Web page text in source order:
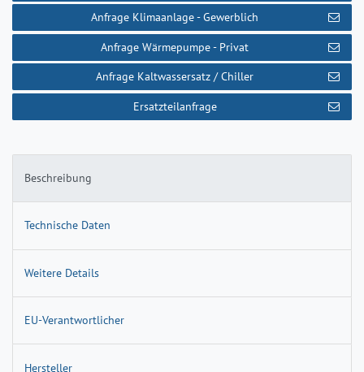
Beschreibung
Technische Daten
Weitere Details
EU-Verantwortlicher
Hersteller
Anfrage Klimaanlage - Gewerblich
Anfrage Wärmepumpe - Privat
Anfrage Kaltwassersatz / Chiller
Ersatzteilanfrage